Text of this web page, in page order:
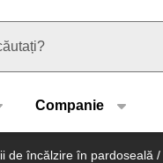
Companie
de încălzire în pardoseală /